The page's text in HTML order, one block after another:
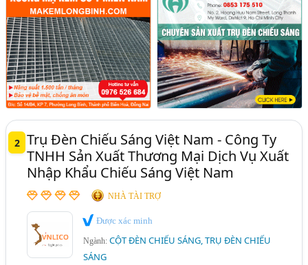
2 Trụ Đèn Chiếu Sáng Việt Nam - Công Ty
TNHH Sản Xuất Thương Mại Dịch Vụ Xuất
Nhập Khẩu Chiếu Sáng Việt Nam
NHÀ TÀI TRỢ
Được xác minh
Ngành:CỘT ĐÈN CHIẾU SÁNG, TRỤ ĐÈN CHIẾU
SÁNG